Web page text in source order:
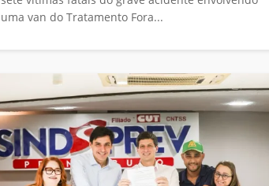
uma van do Tratamento Fora...